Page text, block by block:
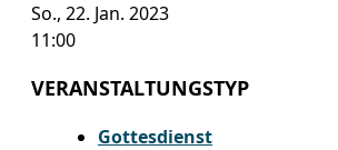
So., 22. Jan. 2023
11:00
VERANSTALTUNGSTYP
Gottesdienst